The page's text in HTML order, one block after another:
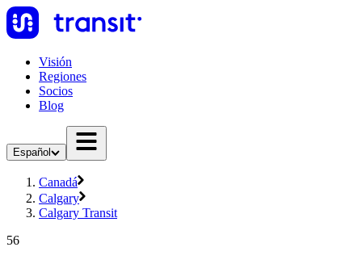
Visión
Regiones
Socios
Blog
Español
Canadá
Calgary
Calgary Transit
56